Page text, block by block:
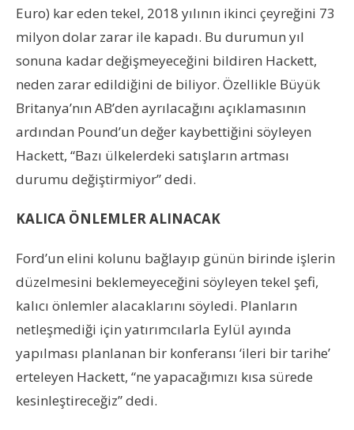
Euro) kar eden tekel, 2018 yılının ikinci çeyreğini 73
milyon dolar zarar ile kapadı. Bu durumun yıl
sonuna kadar değişmeyeceğini bildiren Hackett,
neden zarar edildiğini de biliyor. Özellikle Büyük
Britanya’nın AB’den ayrılacağını açıklamasının
ardından Pound’un değer kaybettiğini söyleyen
Hackett, “Bazı ülkelerdeki satışların artması
durumu değiştirmiyor” dedi.
KALICA ÖNLEMLER ALINACAK
Ford’un elini kolunu bağlayıp günün birinde işlerin
düzelmesini beklemeyeceğini söyleyen tekel şefi,
kalıcı önlemler alacaklarını söyledi. Planların
netleşmediği için yatırımcılarla Eylül ayında
yapılması planlanan bir konferansı ‘ileri bir tarihe’
erteleyen Hackett, “ne yapacağımızı kısa sürede
kesinleştireceğiz” dedi.